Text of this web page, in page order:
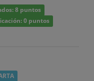
8 puntos
0 puntos